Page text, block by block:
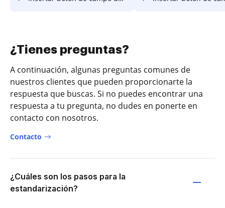
¿Tienes preguntas?
A continuación, algunas preguntas comunes de
nuestros clientes que pueden proporcionarte la
respuesta que buscas. Si no puedes encontrar una
respuesta a tu pregunta, no dudes en ponerte en
contacto con nosotros.
Contacto
¿Cuáles son los pasos para la
estandarización?